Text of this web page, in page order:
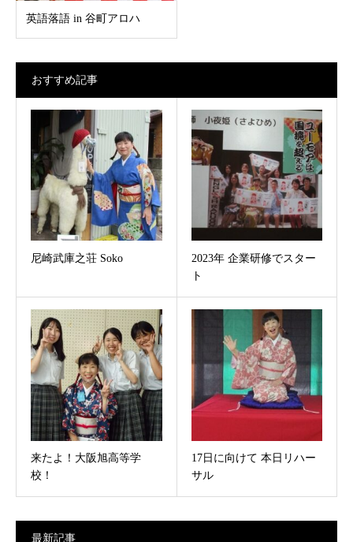
英語落語 in 谷町アロハ
おすすめ記事
尼崎武庫之荘 Soko
2023年 企業研修でスター
ト
来たよ！大阪旭高等学
校！
17日に向けて 本日リハー
サル
最新記事